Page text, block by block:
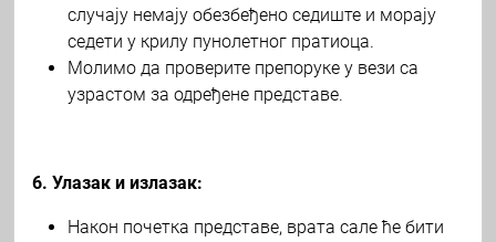
случају немају обезбеђено седиште и морају
седети у крилу пунолетног пратиоца.
Молимо да проверите препоруке у вези са
узрастом за одређене представе.
6. Улазак и излазак:
Након почетка представе, врата сале ће бити